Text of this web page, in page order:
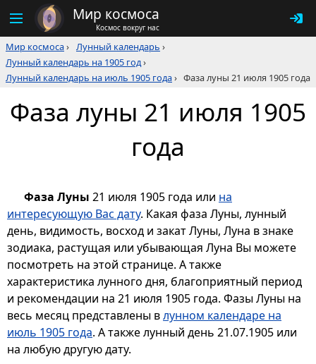
Мир космоса
Космос вокруг нас
Мир космоса› Лунный календарь ›
Лунный календарь на 1905 год›
Лунный календарь на июль 1905 года› Фаза луны 21 июля 1905 года
Фаза луны 21 июля 1905
года
Фаза Луны 21 июля 1905 года или на
интересующую Вас дату. Какая фаза Луны, лунный
день, видимость, восход и закат Луны, Луна в знаке
зодиака, растущая или убывающая Луна Вы можете
посмотреть на этой странице. А также
характеристика лунного дня, благоприятный период
и рекомендации на 21 июля 1905 года. Фазы Луны на
весь месяц представлены влунном календаре на
июль 1905 года. А также лунный день 21.07.1905 или
на любую другую дату.